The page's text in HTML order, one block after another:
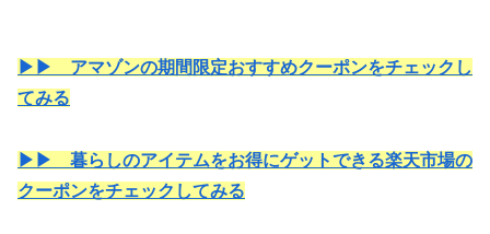
▶▶ アマゾンの期間限定おすすめクーポンをチェックし
てみる
▶▶ 暮らしのアイテムをお得にゲットできる楽天市場の
クーポンをチェックしてみる